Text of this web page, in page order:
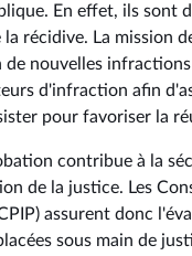
En effet, ils sont
récidive. La mission
de nouvelles
d'infraction afin
pour favoriser la
contribue à la
de la justice. Les
assurent donc
sous main de